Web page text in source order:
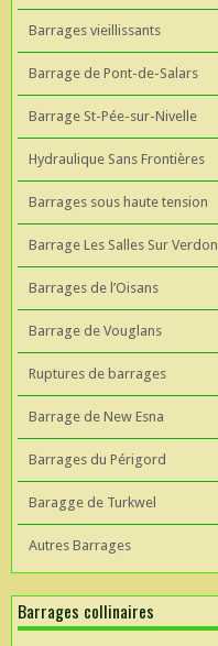
Barrages vieillissants
Barrage de Pont-de-Salars
Barrage St-Pée-sur-Nivelle
Hydraulique Sans Frontières
Barrages sous haute tension
Barrage Les Salles Sur Verdon
Barrages de l’Oisans
Barrage de Vouglans
Ruptures de barrages
Barrage de New Esna
Barrages du Périgord
Baragge de Turkwel
Autres Barrages
Barrages collinaires